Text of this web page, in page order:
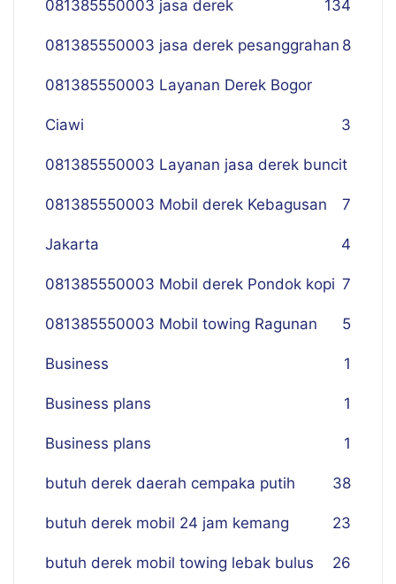
081385550003 jasa derek 134
081385550003 jasa derek pesanggrahan 8
081385550003 Layanan Derek Bogor
Ciawi 3
081385550003 Layanan jasa derek buncit
7
081385550003 Mobil derek Kebagusan
Jakarta 4
081385550003 Mobil derek Pondok kopi 7
081385550003 Mobil towing Ragunan 5
Business 1
Business plans 1
Business plans 1
butuh derek daerah cempaka putih 38
butuh derek mobil 24 jam kemang 23
butuh derek mobil towing lebak bulus 26